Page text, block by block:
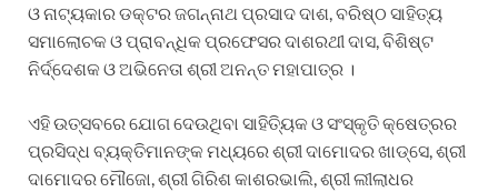
ଓ ନାଟ୍ୟକାର ଡକ୍ଟର ଜଗନ୍ନାଥ ପ୍ରସାଦ ଦାଶ, ବରିଷ୍ଠ ସାହିତ୍ୟ
ସମାଲୋଚକ ଓ ପ୍ରାବନ୍ଧିକ ପ୍ରଫେସର ଦାଶରଥୀ ଦାସ, ବିଶିଷ୍ଟ
ନିର୍ଦ୍ଦେଶକ ଓ ଅଭିନେତା ଶ୍ରୀ ଅନନ୍ତ ମହାପାତ୍ର ।
ଏହି ଉତ୍ସବରେ ଯୋଗ ଦେଉଥିବା ସାହିତ୍ୟିକ ଓ ସଂସ୍କୃତି କ୍ଷେତ୍ରର
ପ୍ରସିଦ୍ଧ ବ୍ୟକ୍ତିମାନଙ୍କ ମଧ୍ୟରେ ଶ୍ରୀ ଦାମୋଦର ଖାଡ୍‌ସେ, ଶ୍ରୀ
ଦାମୋଦର ମୌଜୋ, ଶ୍ରୀ ଗିରିଶ କାଶରଭାଲି, ଶ୍ରୀ ଲୀଲାଧର